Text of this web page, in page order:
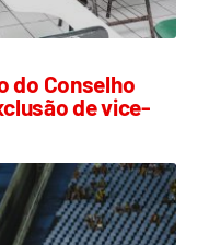
do Conselho
de vice-